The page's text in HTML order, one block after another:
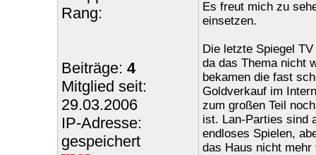
Rang:
Beiträge: 4
Mitglied seit:
29.03.2006
IP-Adresse:
gespeichert
Es freut mich zu
einsetzen.
Die letzte Spiegel
da das Thema nicht
bekamen die fast
Goldverkauf im
zum großen Teil
ist. Lan-Parties sind
endloses Spielen,
das Haus nicht mehr